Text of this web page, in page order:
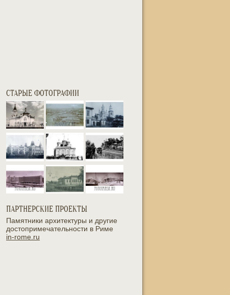
СТАРЫЕ ФОТОГРАФИИ
ПАРТНЕРСКИЕ ПРОЕКТЫ
Памятники архитектуры и другие
достопримечательности в Риме
in-rome.ru